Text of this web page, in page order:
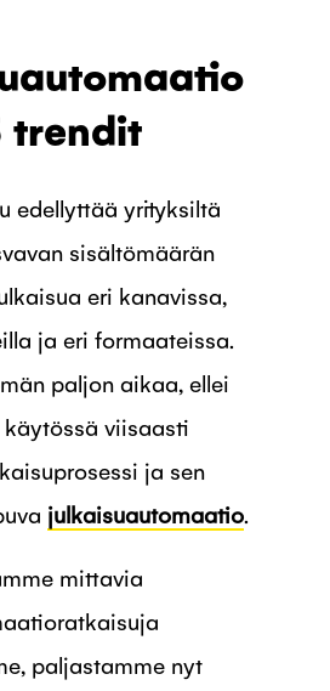
trendit
edellyttää yrityksiltä
sisältömäärän
eri kanavissa,
ja eri formaateissa.
paljon aikaa, ellei
viisaasti
ja sen
julkaisuautomaatio.
mittavia
paljastamme nyt